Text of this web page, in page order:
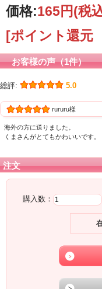
価格:165円(税
[ポイント還
お客様の声（1件）
総評: 5.0
rururu様
海外の方に送りました。
くまさんがとてもかわいいです。
注文
購入数：